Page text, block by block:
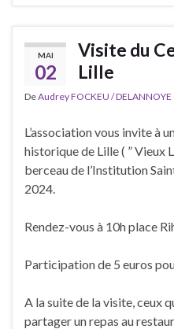
MAI
02
Visite du
Lille
DeAudrey FOCKEU / DELANNOYE
L’association vous invite à
historique de Lille ( ” Vieux
berceau de l’Institution
2024.
Rendez-vous à 10h place
Participation de 5 euros
A la suite de la visite, ceux
partager un repas au